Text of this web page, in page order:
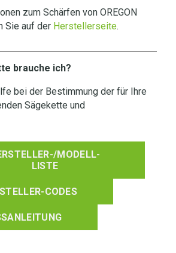
zum Schärfen von OREGON
Sie auf der Herstellerseite.
brauche ich?
bei der Bestimmung der für Ihre
Sägekette und
MODELL-
LISTE
CODES